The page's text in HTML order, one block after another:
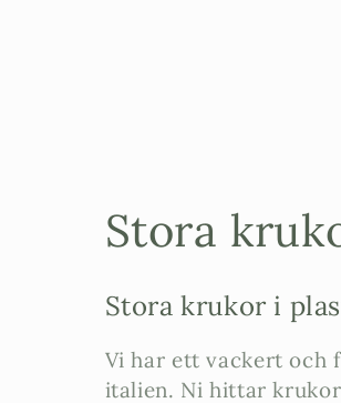
P
r
o
Stora
Stora krukor i
Vi har ett vackert och
italien. Ni hittar